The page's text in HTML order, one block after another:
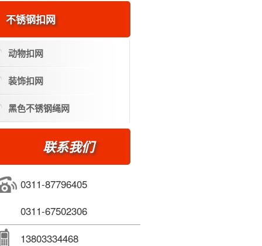
不锈钢扣网
动物扣网
装饰扣网
黑色不锈钢绳网
联系我们
0311-87796405
0311-67502306
13803334468